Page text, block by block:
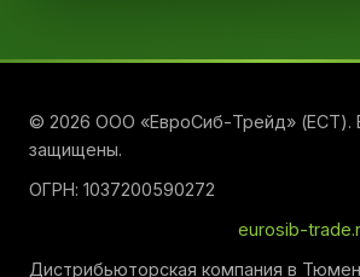
© 2026 ООО «ЕвроСиб-Трейд» (ЕСТ).
защищены.
ОГРН: 1037200590272
eurosib-
Дистрибьюторская компания в